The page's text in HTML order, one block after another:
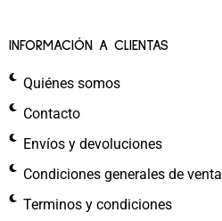
INFORMACIÓN A CLIENTAS
Quiénes somos
Contacto
Envíos y devoluciones
Condiciones generales de venta
Terminos y condiciones